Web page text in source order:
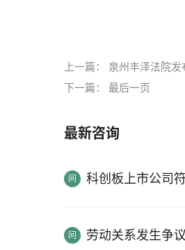
上一篇： 泉州丰泽法院
下一篇： 最后一页
最新咨询
科创板上市公司
劳动关系发生争